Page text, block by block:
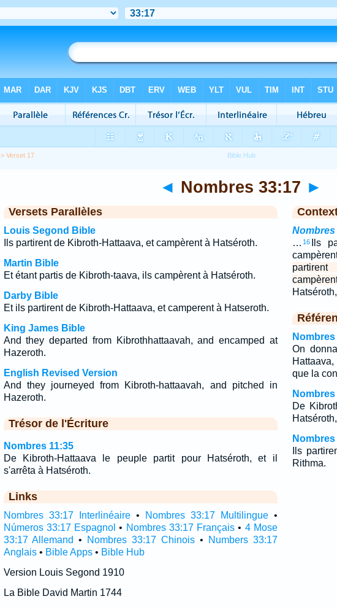
> Verset 17
◄ Nombres 33:17 ►
Versets Parallèles
Louis Segond Bible
Ils partirent de Kibroth-Hattaava, et campèrent à Hatséroth.
Martin Bible
Et étant partis de Kibroth-taava, ils campèrent à Hatséroth.
Darby Bible
Et ils partirent de Kibroth-Hattaava, et camperent à Hatseroth.
King James Bible
And they departed from Kibrothhattaavah, and encamped at
Hazeroth.
English Revised Version
And they journeyed from Kibroth-hattaavah, and pitched in
Hazeroth.
Trésor de l'Écriture
Nombres 11:35
De Kibroth-Hattaava le peuple partit pour Hatséroth, et il
s'arrêta à Hatséroth.
Links
Nombres 33:17 Interlinéaire• Nombres 33:17 Multilingue•
Números 33:17 Espagnol • Nombres 33:17 Français • 4 Mose
33:17 Allemand • Nombres 33:17 Chinois •
Numbers 33:17
Anglais• Bible Apps• Bible Hub
Version Louis Segond 1910
La Bible David Martin 1744
Nombres
… 16
Ils
Nombres
On
que la
Nombres
De
Nombres
Ils
Rithma.